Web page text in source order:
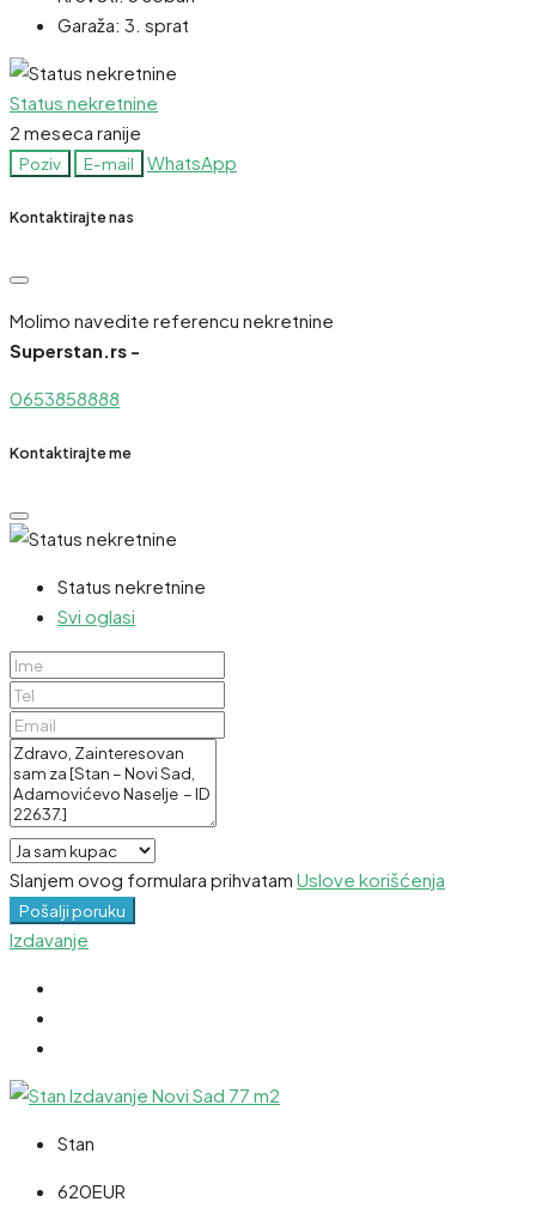
Garaža: 3. sprat
Status nekretnine
2 meseca ranije
Poziv E-mail WhatsApp
Kontaktirajte nas
Molimo navedite referencu nekretnine
Superstan.rs -
0653858888
Kontaktirajte me
Status nekretnine
Svi oglasi
Slanjem ovog formulara prihvatam Uslove korišćenja
Pošalji poruku
Izdavanje
Stan
620EUR